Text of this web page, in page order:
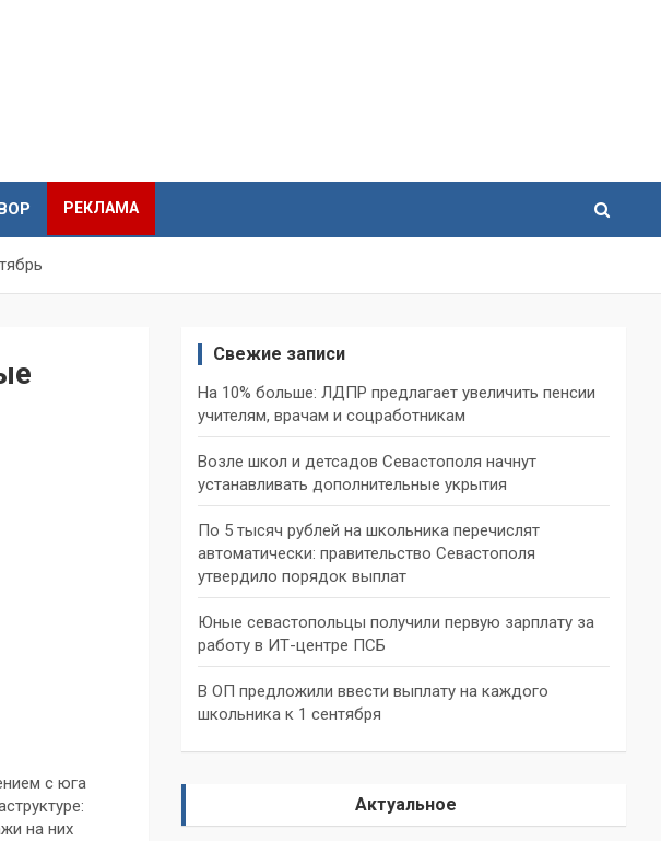
РЕКЛАМА
с юга
на них
Свежие записи
На 10% больше: ЛДПР предлагает увеличить пенсии
учителям, врачам и соцработникам
Возле школ и детсадов Севастополя начнут
устанавливать дополнительные укрытия
По 5 тысяч рублей на школьника перечислят
автоматически: правительство Севастополя
утвердило порядок выплат
Юные севастопольцы получили первую зарплату за
работу в ИТ-центре ПСБ
В ОП предложили ввести выплату на каждого
школьника к 1 сентября
Актуальное